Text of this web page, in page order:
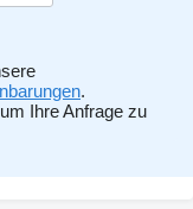
.
Ihre Anfrage zu